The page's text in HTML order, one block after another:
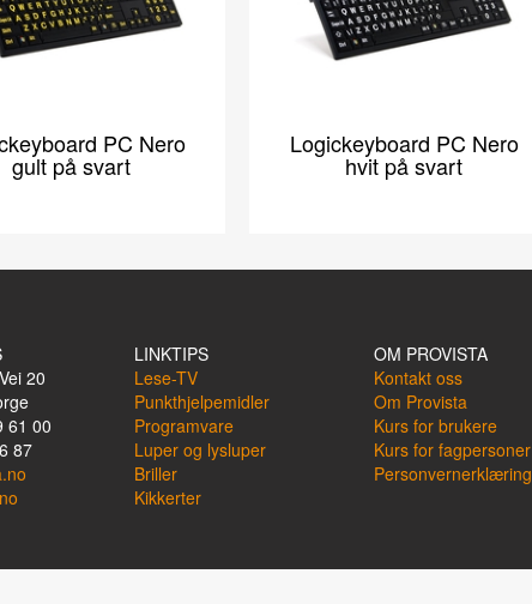
PC Nero
gult på svart
Logickeyboard PC Nero
hvit på svart
20
61 00
87
LINKTIPS
Lese-TV
Punkthjelpemidler
Programvare
Luper og lysluper
Briller
Kikkerter
OM PROVISTA
Kontakt oss
Om Provista
Kurs for brukere
Kurs for fagpersoner
Personvernerklæring